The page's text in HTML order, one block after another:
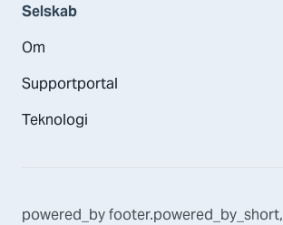
Selskab
Om
Supportportal
Teknologi
powered_byfooter.powered_by_short,